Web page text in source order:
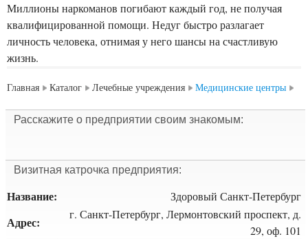
Миллионы наркоманов погибают каждый год, не получая
квалифицированной помощи. Недуг быстро разлагает
личность человека, отнимая у него шансы на счастливую
жизнь.
Главная Каталог Лечебные учреждения Медицинские центры
Расскажите о предприятии своим знакомым:
Визитная катрочка предприятия:
Название: Здоровый Санкт-Петербург
Адрес:
г. Санкт-Петербург, Лермонтовский проспект, д.
29, оф. 101